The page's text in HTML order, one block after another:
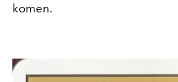
komen.